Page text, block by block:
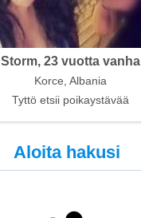
Storm, 23 vuotta vanha
Korce, Albania
Tyttö etsii poikaystävää
Aloita hakusi